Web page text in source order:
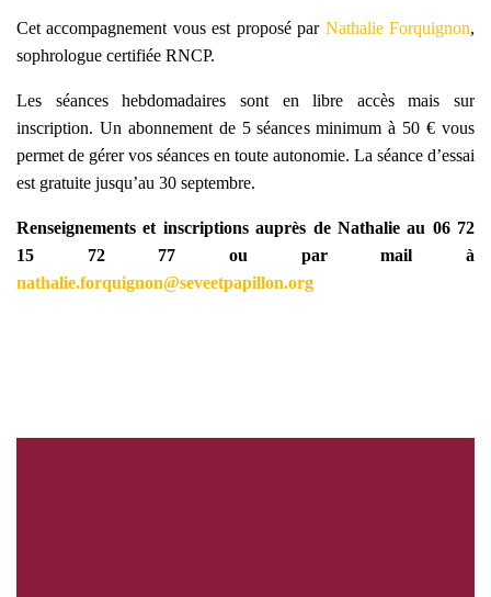
Cet accompagnement vous est proposé par Nathalie Forquignon,
sophrologue certifiée RNCP.
Les séances hebdomadaires sont en libre accès mais sur
inscription. Un abonnement de 5 séances minimum à 50 € vous
permet de gérer vos séances en toute autonomie. La séance d’essai
est gratuite jusqu’au 30 septembre.
Renseignements et inscriptions auprès de Nathalie au 06 72
15 72 77 ou par mail à
nathalie.forquignon@seveetpapillon.org